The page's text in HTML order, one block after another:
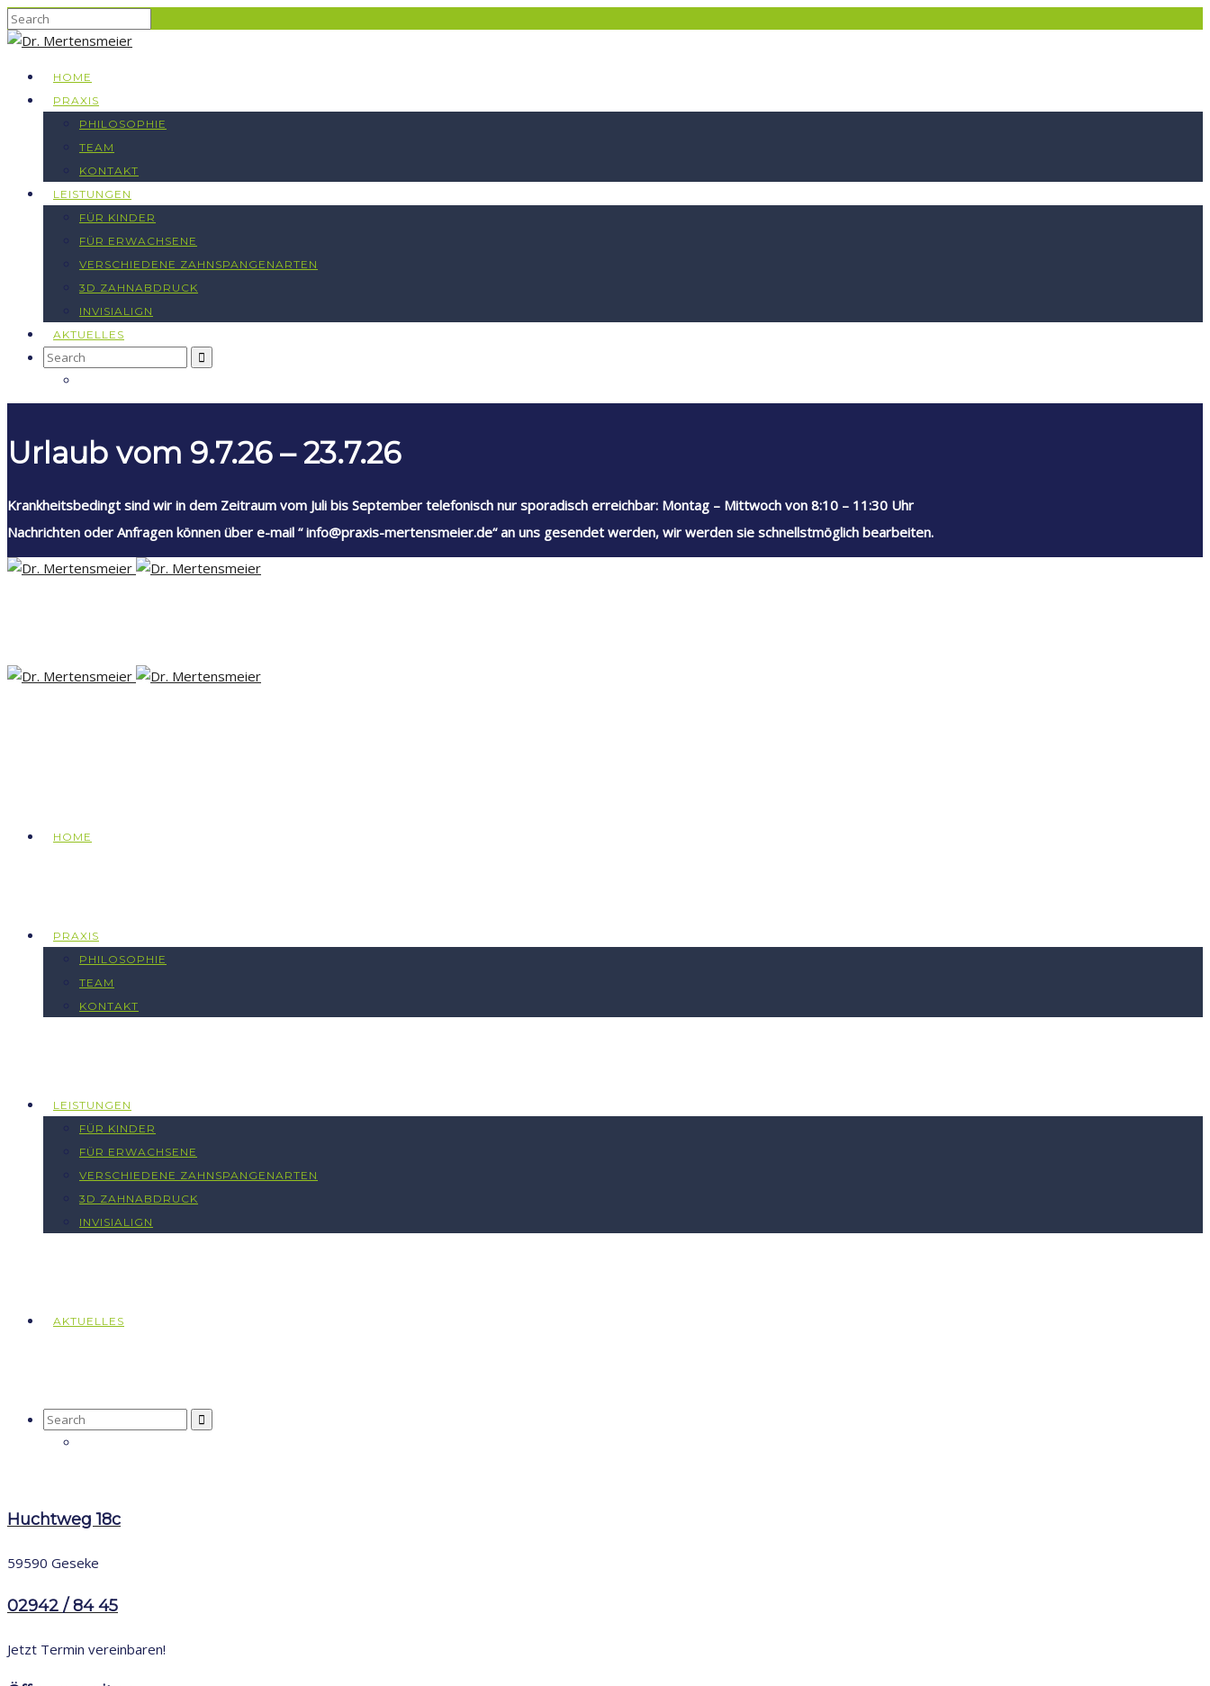
HOME
PRAXIS
PHILOSOPHIE
TEAM
KONTAKT
LEISTUNGEN
FÜR KINDER
FÜR ERWACHSENE
VERSCHIEDENE ZAHNSPANGENARTEN
3D ZAHNABDRUCK
INVISIALIGN
AKTUELLES
Search
Urlaub vom 9.7.26 – 23.7.26
Krankheitsbedingt sind wir in dem Zeitraum vom Juli bis September telefonisch nur sporadisch erreichbar: Montag – Mittwoch von 8:10 – 11:30 Uhr
Nachrichten oder Anfragen können über e-mail “ info@praxis-mertensmeier.de“ an uns gesendet werden, wir werden sie schnellstmöglich bearbeiten.
HOME
PRAXIS
PHILOSOPHIE
TEAM
KONTAKT
LEISTUNGEN
FÜR KINDER
FÜR ERWACHSENE
VERSCHIEDENE ZAHNSPANGENARTEN
3D ZAHNABDRUCK
INVISIALIGN
AKTUELLES
Search
Huchtweg 18c
59590 Geseke
02942 / 84 45
Jetzt Termin vereinbaren!